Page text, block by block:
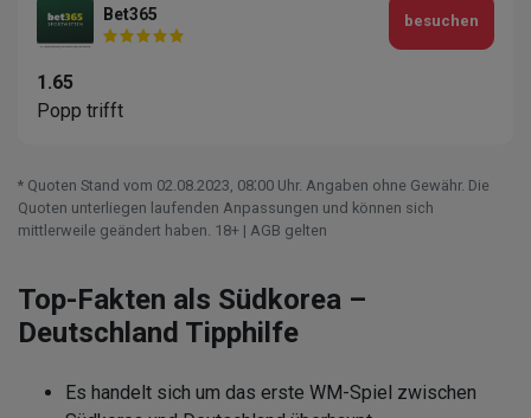
Bet365
1.65
Popp trifft
besuchen
* Quoten Stand vom 02.08.2023‚ 08⁚00 Uhr. Angaben ohne Gewähr. Die
Quoten unterliegen laufenden Anpassungen und können sich
mittlerweile geändert haben. 18+ | AGB gelten
Top-Fakten als Südkorea –
Deutschland Tipphilfe
Es handelt sich um das erste WM-Spiel zwischen